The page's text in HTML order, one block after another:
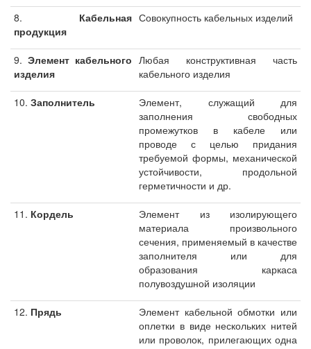
8. Кабельная
продукция
Совокупность кабельных изделий
9. Элемент кабельного
изделия
Любая конструктивная часть
кабельного изделия
10. Заполнитель
Элемент, служащий для
заполнения свободных
промежутков в кабеле или
проводе с целью придания
требуемой формы, механической
устойчивости, продольной
герметичности и др.
11. Кордель
Элемент из изолирующего
материала произвольного
сечения, применяемый в качестве
заполнителя или для
образования каркаса
полувоздушной изоляции
12. Прядь
Элемент кабельной обмотки или
оплетки в виде нескольких нитей
или проволок, прилегающих одна